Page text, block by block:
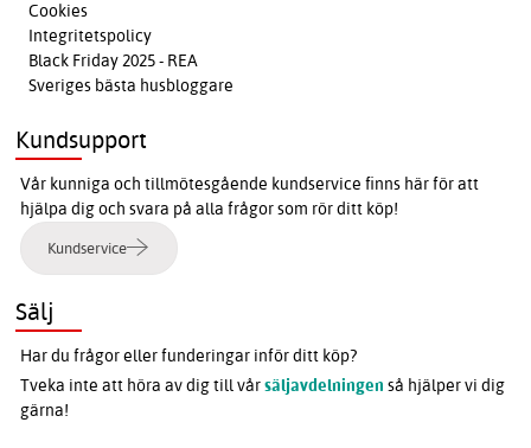
Cookies
Integritetspolicy
Black Friday 2025 - REA
Sveriges bästa husbloggare
Kundsupport
Vår kunniga och tillmötesgående kundservice finns här för att
hjälpa dig och svara på alla frågor som rör ditt köp!
Kundservice
Sälj
Har du frågor eller funderingar inför ditt köp?
Tveka inte att höra av dig till vårsäljavdelningen så hjälper vi dig
gärna!